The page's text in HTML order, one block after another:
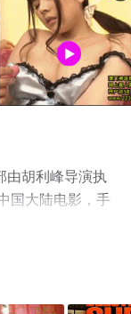
由胡利峰导演执
国大陆电影，手
就上星空电影